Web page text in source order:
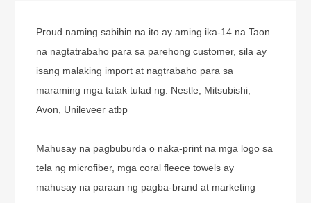
Proud naming sabihin na ito ay aming ika-14 na Taon
na nagtatrabaho para sa parehong customer, sila ay
isang malaking import at nagtrabaho para sa
maraming mga tatak tulad ng: Nestle, Mitsubishi,
Avon, Unileveer atbp
Mahusay na pagbuburda o naka-print na mga logo sa
tela ng microfiber, mga coral fleece towels ay
mahusay na paraan ng pagba-brand at marketing